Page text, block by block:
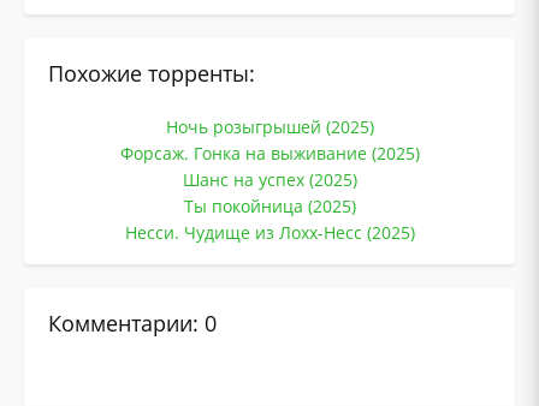
Похожие торренты:
Ночь розыгрышей (2025)
Форсаж. Гонка на выживание (2025)
Шанс на успех (2025)
Ты покойница (2025)
Несси. Чудище из Лохх-Несс (2025)
Комментарии: 0